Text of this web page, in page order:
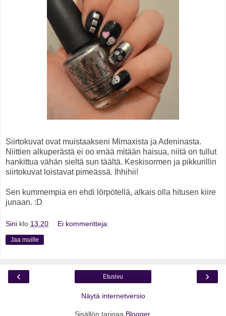
Siirtokuvat ovat muistaakseni Mimaxista ja Adeninasta.
Niittien alkuperästä ei oo enää mitään haisua, niitä on tullut
hankittua vähän sieltä sun täältä. Keskisormen ja pikkurillin
siirtokuvat loistavat pimeässä. Ihhihii!
Sen kummempia en ehdi lörpötellä, alkais olla hitusen kiire
junaan. :D
Sini klo 13.20 Ei kommentteja:
Jaa muille
‹ ›
Etusivu
Näytä internetversio
Sisällön tarjoaa Blogger.